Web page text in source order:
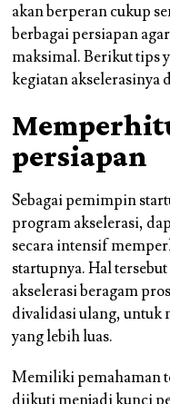
akan berperan cukup
berbagai persiapan
maksimal. Berikut tips
kegiatan akselerasinya
persiapan
Sebagai pemimpin
program akselerasi,
secara intensif
startupnya. Hal
akselerasi beragam
divalidasi ulang, untuk
yang lebih luas.
Memiliki pemahaman